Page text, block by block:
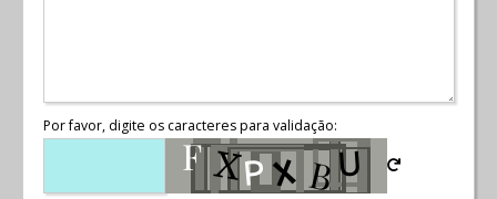
Por favor, digite os caracteres para validação: